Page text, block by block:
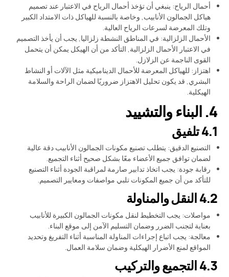
أحمال الرياح: ينبغي أن تؤخذ أحمال الرياح في الاعتبار عند تصميم
هياكل الجمالون الأنابيب, وخاصة بالنسبة للهياكل ذات الامتداد الكبير
وتلك المعرضة لسرعات الرياح العالية.
الأحمال الزلزالية: في المناطق النشطة زلزاليا, يجب أن يأخذ التصميم
في الاعتبار الأحمال الزلزالية, التأكد من أن الهيكل يمكن أن يتحمل
القوى الناجمة عن الزلازل.
اهتزاز: للهياكل المعرضة للأحمال الديناميكية مثل الآلات أو النشاط
البشري, قد يكون تحليل الاهتزاز ضروريًا لضمان الراحة والسلامة
الهيكلية.
4. البناء والتشييد
4.1 تلفيق
التصنيع الدقيق: يتطلب تصنيع مكونات الجمالون الأنابيب دقة عالية
لضمان توافق جميع الأعضاء معًا بشكل صحيح أثناء التجميع.
رقابة جودة: يجب اتخاذ تدابير صارمة لمراقبة الجودة أثناء التصنيع
للتأكد من أن جميع المكونات تلبي مواصفات ومعايير التصميم.
4.2 النقل والمناولة
مواصلات: يجب التخطيط لنقل مكونات الجمالون الكبيرة للأنابيب
بعناية لتجنب الضرر وضمان التسليم الآمن إلى موقع البناء.
معالجة: يجب اتباع إجراءات المناولة المناسبة أثناء التفريغ وتحديد
المواقع لمنع الأضرار الهيكلية وضمان سلامة العمال.
4.3 التجميع والتركيب